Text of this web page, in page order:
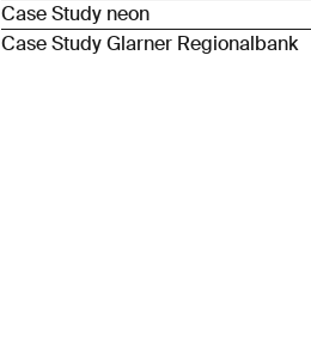
Case Study neon
Case Study Glarner Regionalbank